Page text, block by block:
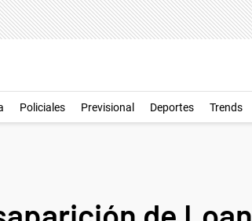
Policiales Previsional Deportes Trends